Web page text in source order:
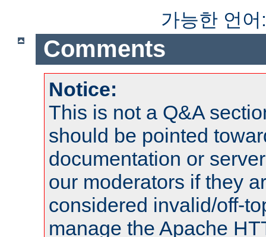
가능한 언
Comments
Notice:
This is not a Q&A
should be pointed
documentation or
our moderators if they
considered invalid/off-
manage the Apache